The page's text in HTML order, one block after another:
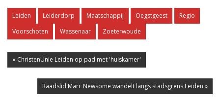
Leiden Leiderdorp Maatschappij Oegstgeest
Regio
Voorschoten
Wassenaar Zoeterwoude
« ChristenUnie Leiden op pad met 'huiskamer'
Raadslid Marc Newsome wandelt langs stadsgrens Leiden »